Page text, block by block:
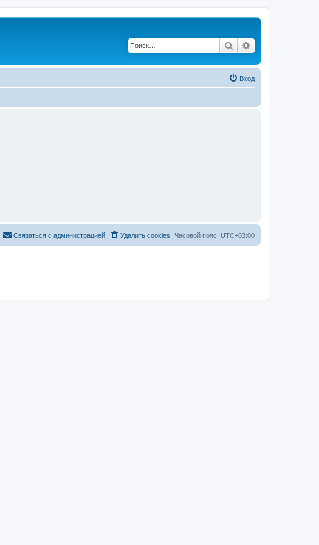
Поиск
Вход
Часовой пояс: UTC+03:00
Удалить cookies
Связаться с администрацией